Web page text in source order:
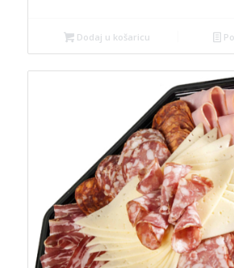
Dodaj u košaricu